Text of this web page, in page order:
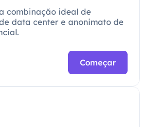
combinação ideal de
data center e anonimato de
Começar